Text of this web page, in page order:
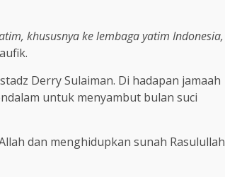
khususnya ke lembaga yatim Indonesia,
Derry Sulaiman. Di hadapan jamaah
untuk menyambut bulan suci
dan menghidupkan sunah Rasulullah